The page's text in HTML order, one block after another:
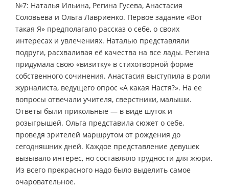
№7: Наталья Ильина, Регина Гусева, Анастасия
Соловьева и Ольга Лавриенко. Первое задание «Вот
такая Я» предполагало рассказ о себе, о своих
интересах и увлечениях. Наталью представляли
подруги, расхваливая её качества на все лады. Регина
придумала свою «визитку» в стихотворной форме
собственного сочинения. Анастасия выступила в роли
журналиста, ведущего опрос «А какая Настя?». На ее
вопросы отвечали учителя, сверстники, малыши.
Ответы были прикольные — в виде шуток и
розыгрышей. Ольга представила сюжет о себе,
проведя зрителей маршрутом от рождения до
сегодняшних дней. Каждое представление девушек
вызывало интерес, но составляло трудности для жюри.
Из всего прекрасного надо было выделить самое
очаровательное.